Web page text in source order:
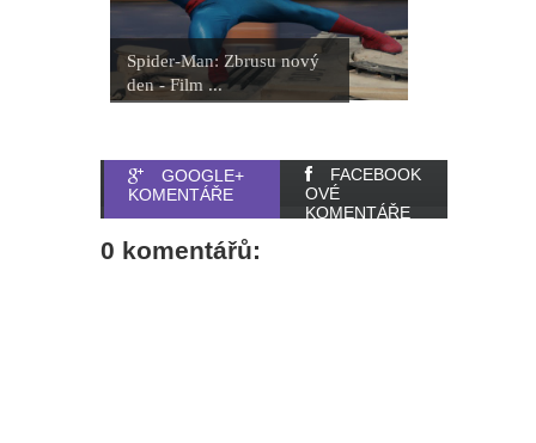
Spider-Man: Zbrusu nový
den - Film ...
GOOGLE+
KOMENTÁŘE
FACEBOOK
OVÉ
KOMENTÁŘE
0 komentářů: